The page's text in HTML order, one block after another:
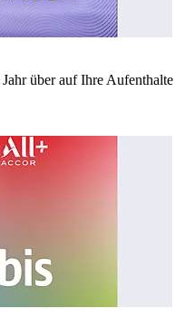
Jahr über auf Ihre Aufenthalte